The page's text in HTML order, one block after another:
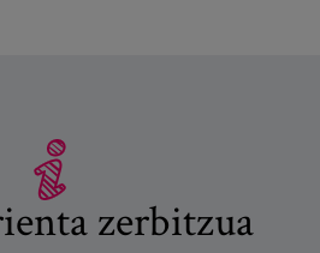
zerbitzua